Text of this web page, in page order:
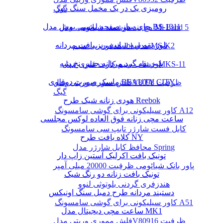
گیگ
مچ بند هوشمند شیائومی مدل Mi Band 5
هدفون بی سیم Jbl مدل MS-K2
خشاب سیم کارت فلزی مدل MKS-11
فلش مموری وریتی مدلV809ظرفیت 8
گیگ
کاور سیلیکونی برای گوشی سامسونگ A12
کابل فست شارژر تایپ سی سامسونگ
محافظ کابل شارژر مدل Spring
پاور بانک شیائومی ظرفیت 20000 میلی آمپر
هندزفری گردنی بلوتوثی لنوو
کاور سیلیکونی برای گوشی سامسونگ A51
فلش مموری وریتی مدلV809ظرفیت 16
رومیزی یک در یک مخمل سنگ دوز
چای ساز صفحه لمسی بوش مدل BS-1311
بلوز یقه سه سانت ریز بافت مردانه
بلوز یقه گرد مردانه جنس نخ پنبه
ماسک صورت دوقلوی BEAUTY CITY
هودی زنانه شیک طرح Reebok
ساعت مچی زنانه فوق العاده لوکس مجلسی
کلاه بافت طرح NY
تونیک بافت اکرلیک آستین زاپ دار
تونیک بافت زنانه دو رنگ شیک
دستبند مردانه طرح دمبل سنگ اونیکس
ساعت مچی دیجیتال مدل MK1